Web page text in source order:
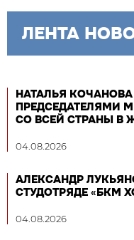
ЛЕНТА
НАТАЛЬЯ
ПРЕДСЕДАТЕЛЯМИ
СО ВСЕЙ СТРАНЫ В
04.08.2026
АЛЕКСАНДР
СТУДОТРЯДЕ «БКМ
04.08.2026